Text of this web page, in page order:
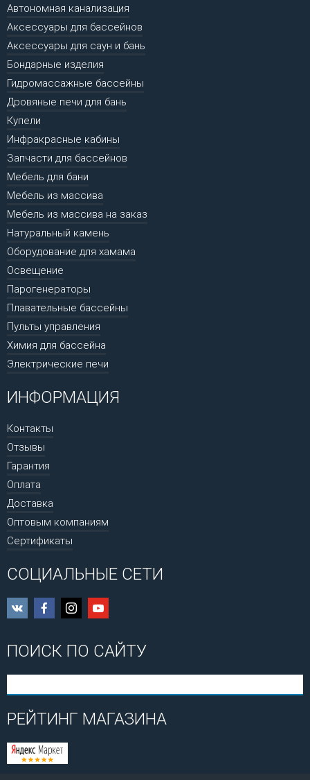
Автономная канализация
Аксессуары для бассейнов
Аксессуары для саун и бань
Бондарные изделия
Гидромассажные бассейны
Дровяные печи для бань
Купели
Инфракрасные кабины
Запчасти для бассейнов
Мебель для бани
Мебель из массива
Мебель из массива на заказ
Натуральный камень
Оборудование для хамама
Освещение
Парогенераторы
Плавательные бассейны
Пульты управления
Химия для бассейна
Электрические печи
ИНФОРМАЦИЯ
Контакты
Отзывы
Гарантия
Оплата
Доставка
Оптовым компаниям
Сертификаты
СОЦИАЛЬНЫЕ СЕТИ
ПОИСК ПО САЙТУ
РЕЙТИНГ МАГАЗИНА